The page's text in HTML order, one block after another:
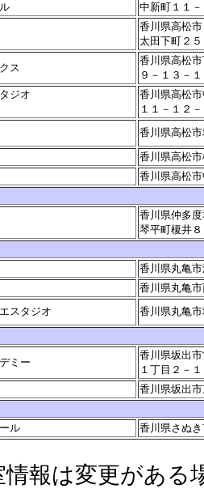
中新町１１
香川県高松市
太田下町２
ス
香川県高松
９－１３－
ジオ
香川県高松
１１－１２
香川県高松
香川県高松
香川県高松
香川県仲多
琴平町榎井
香川県丸亀
香川県丸亀
スタジオ
香川県丸亀
ミー
香川県坂出
１丁目２－
香川県坂出
ル
香川県さぬ
報は変更がある